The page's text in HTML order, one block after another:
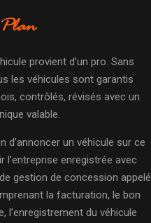
provient d’un pro. Sans
les véhicules sont garantis
contrôlés, révisés avec un
valable.
d’annoncer un véhicule sur ce
l’entreprise enregistrée avec
gestion de concession appelé
la facturation, le bon
l’enregistrement du véhicule